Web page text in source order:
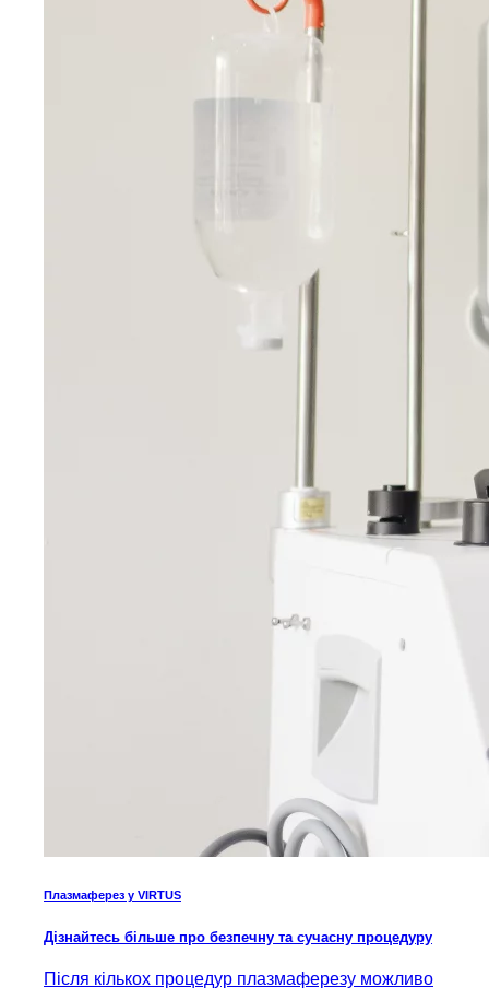
Плазмаферез у VIRTUS
Дізнайтесь більше про безпечну та сучасну процедуру
Після кількох процедур плазмаферезу можливо